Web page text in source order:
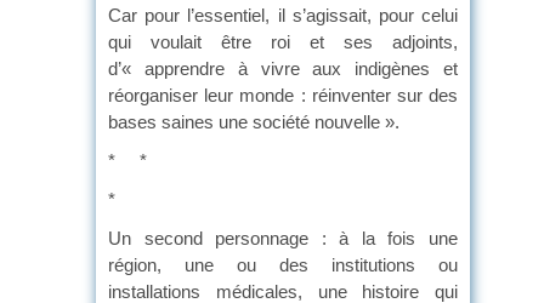
Car pour l’essentiel, il s’agissait, pour celui
qui voulait être roi et ses adjoints,
d’« apprendre à vivre aux indigènes et
réorganiser leur monde : réinventer sur des
bases saines une société nouvelle ».
* *
*
Un second personnage : à la fois une
région, une ou des institutions ou
installations médicales, une histoire qui